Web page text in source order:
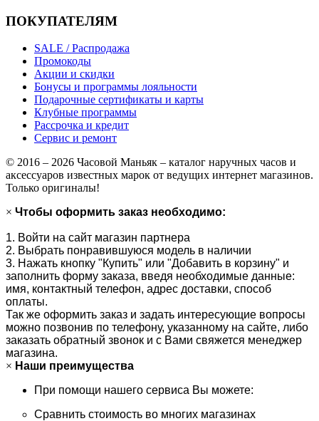
ПОКУПАТЕЛЯМ
SALE / Распродажа
Промокоды
Акции и скидки
Бонусы и программы лояльности
Подарочные сертификаты и карты
Клубные программы
Рассрочка и кредит
Сервис и ремонт
© 2016 – 2026 Часовой Маньяк – каталог наручных часов и
аксессуаров известных марок от ведущих интернет магазинов.
Только оригиналы!
× Чтобы оформить заказ необходимо:
1. Войти на сайт магазин партнера
2. Выбрать понравившуюся модель в наличии
3. Нажать кнопку "Купить" или "Добавить в корзину" и
заполнить форму заказа, введя необходимые данные:
имя, контактный телефон, адрес доставки, способ
оплаты.
Так же оформить заказ и задать интересующие вопросы
можно позвонив по телефону, указанному на сайте, либо
заказать обратный звонок и с Вами свяжется менеджер
магазина.
× Наши преимущества
При помощи нашего сервиса Вы можете:
Сравнить стоимость во многих магазинах